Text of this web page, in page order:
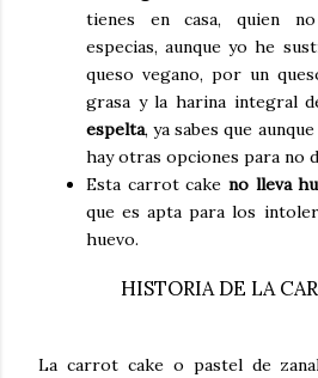
tienes en casa, quien
especias, aunque yo he
queso vegano, por un
grasa y la harina integral
espelta, ya sabes que
hay otras opciones para no
Esta carrot cake no lleva
que es apta para los
huevo.
HISTORIA DE LA
La carrot cake o pastel de